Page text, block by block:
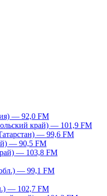
— 92,0 FM
край) — 101,9 FM
— 99,6 FM
— 90,5 FM
— 103,8 FM
— 99,1 FM
— 102,7 FM